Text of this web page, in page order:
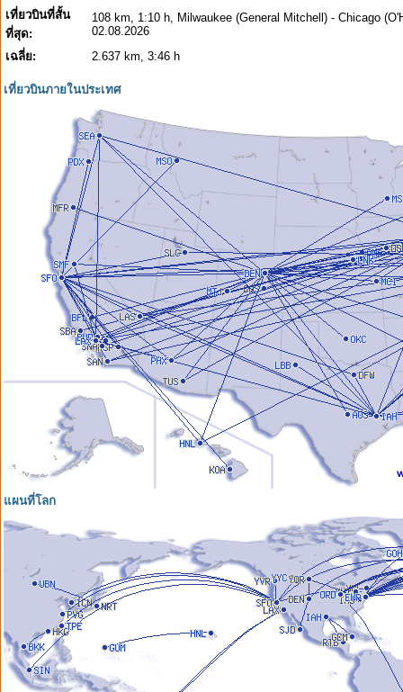
เที่ยวบินที่สั้น
ที่สุด:
108 km, 1:10 h, Milwaukee (General Mitchell) - Chicago
02.08.2026
เฉลี่ย:
2.637 km, 3:46 h
เที่ยวบินภายในประเทศ
แผนที่โลก